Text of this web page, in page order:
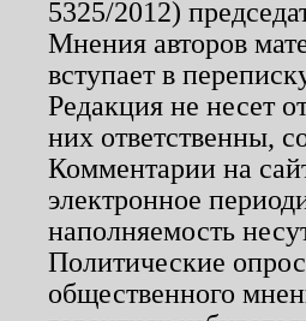
5325/2012)
Мнения авторов
вступает в
Редакция не несет
них ответственны,
Комментарии на
электронное
наполняемость
Политические
общественного